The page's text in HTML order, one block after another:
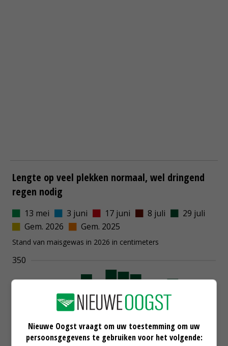
Nieuwe Oogst vraagt om uw toestemming om uw
persoonsgegevens te gebruiken voor het volgende: